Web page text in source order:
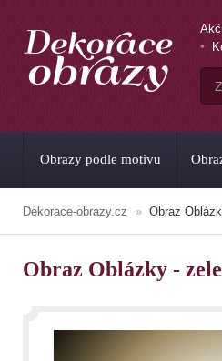
Obrazy podle motivu
Dekorace-obrazy.cz Obraz
Obraz Oblázky -